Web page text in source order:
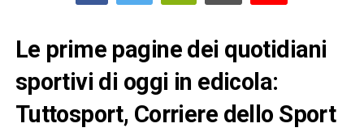
Le prime pagine dei quotidiani
sportivi di oggi in edicola:
Tuttosport, Corriere dello Sport